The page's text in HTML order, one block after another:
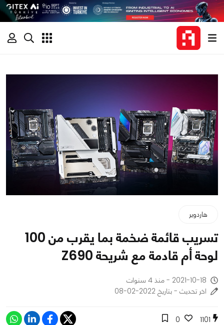
هاردوير
تسريب قائمة ضخمة بما يقرب من 100
لوحة أم قادمة مع شريحة Z690
2021-10-18 - منذ 4 سنوات
اخر تحديث - بتاريخ 2022-02-08
1101
0